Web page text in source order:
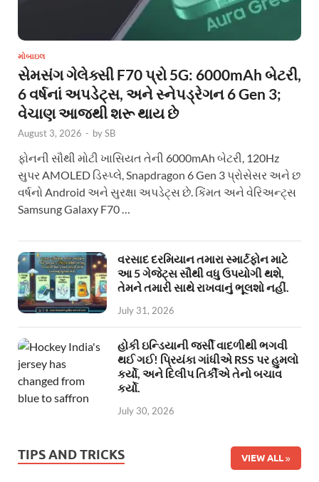
મોબાઇલ
સેમસંગ ગેલેક્સી F70 પ્રો 5G: 6000mAh બેટરી,
6 વર્ષનાં અપડેટ્સ, અને સ્નેપડ્રેગન 6 Gen 3;
વેચાણ આજથી શરૂ થાય છે
August 3, 2026 - bySB
ફોનની સૌથી મોટી ખાસિયત તેની 6000mAh બેટરી, 120Hz
સુપર AMOLED ડિસ્પ્લે, Snapdragon 6 Gen 3 પ્રોસેસર અને છ
વર્ષનો Android અને સુરક્ષા અપડેટ્સ છે. કિંમત અને વેરિઅન્ટ્સ
Samsung Galaxy F70 …
વરસાદ દરમિયાન તમારા સ્માર્ટફોન માટે
આ 5 ગેજેટ્સ સૌથી વધુ ઉપયોગી થશે,
તેમને તમારી સાથે રાખવાનું ભૂલશો નહીં.
July 31, 2026
હોકી ઇન્ડિયાની જર્સી વાદળીથી ભગવી
થઈ ગઈ! પ્રિયંકા ગાંધીએ RSS પર હુમલો
કર્યો, અને દિલીપ તિર્કીએ તેનો બચાવ
કર્યો.
July 30, 2026
TIPS AND TRICKS VIEW ALL